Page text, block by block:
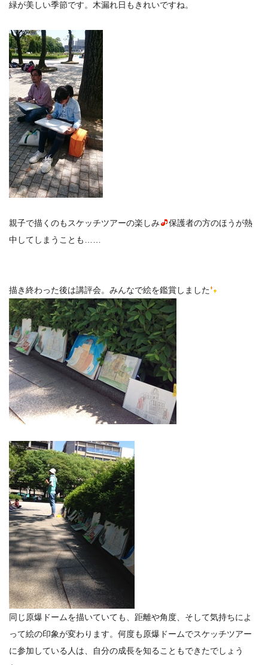
緑が美しい季節です。木漏れ日もきれいですね。
親子で描くのもスケッチツアーの楽しみ
保護者の方のほうが熱
中してしまうことも……
描き終わった後は講評会。みんなで絵を鑑賞しました
同じ原爆ドームを描いていても、距離や角度、そして気持ちによ
って絵の印象が変わります。何度も原爆ドームでスケッチツアー
に参加している人は、自分の成長を知ることもできたでしょう